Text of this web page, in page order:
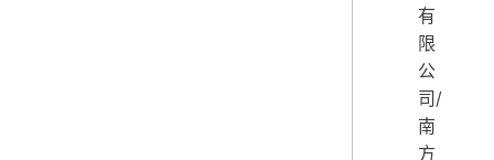
有
限
公
司/
南
方